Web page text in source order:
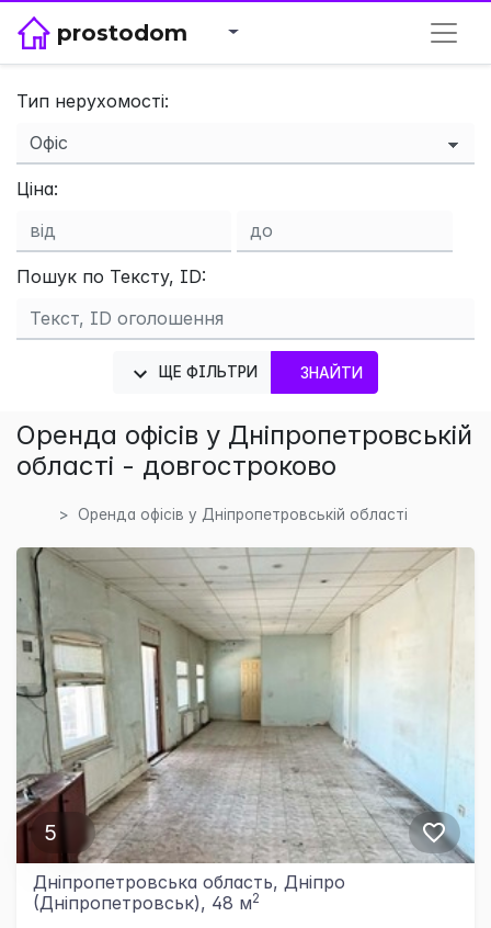
prostodom
Тип нерухомості:
Ціна:
Пошук по Тексту, ID:
ЩЕ ФІЛЬТРИ ЗНАЙТИ
Оренда офісів у Дніпропетровській
області - довгостроково
Оренда офісів у Дніпропетровській області
5
Дніпропетровська область, Дніпро
(Дніпропетровськ), 48 м2